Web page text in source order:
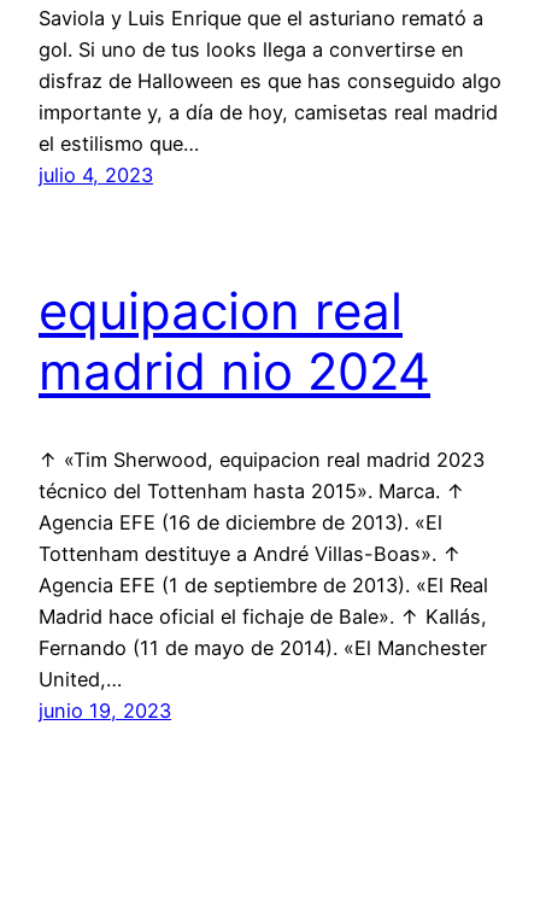
Saviola y Luis Enrique que el asturiano remató a
gol. Si uno de tus looks llega a convertirse en
disfraz de Halloween es que has conseguido algo
importante y, a día de hoy, camisetas real madrid
el estilismo que…
julio 4, 2023
equipacion real
madrid nio 2024
↑ «Tim Sherwood, equipacion real madrid 2023
técnico del Tottenham hasta 2015». Marca. ↑
Agencia EFE (16 de diciembre de 2013). «El
Tottenham destituye a André Villas-Boas». ↑
Agencia EFE (1 de septiembre de 2013). «El Real
Madrid hace oficial el fichaje de Bale». ↑ Kallás,
Fernando (11 de mayo de 2014). «El Manchester
United,…
junio 19, 2023